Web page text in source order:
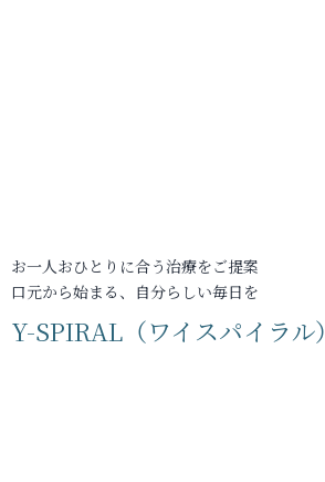
お一人おひとりに合う治療をご提案
口元から始まる、自分らしい毎日を
Y-SPIRAL（ワイスパイラル）